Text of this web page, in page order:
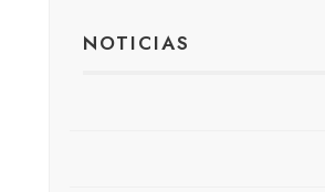
NOTICIAS